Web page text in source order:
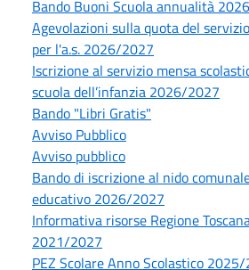
Bando Buoni Scuola annualità
Agevolazioni sulla quota del
per l'a.s. 2026/2027
Iscrizione al servizio mensa
scuola dell’infanzia 2026/2027
Bando "Libri Gratis"
Avviso Pubblico
Avviso pubblico
Bando di iscrizione al nido
educativo 2026/2027
Informativa risorse Regione
2021/2027
PEZ Scolare Anno Scolastico